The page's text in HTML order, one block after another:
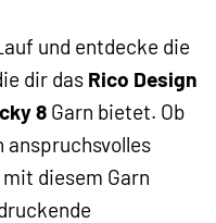
und entdecke die
dir das Rico Design
8 Garn bietet. Ob
anspruchsvolles
diesem Garn